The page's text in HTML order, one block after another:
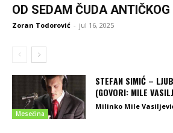
OD SEDAM ČUDA
Zoran Todorović - jul 16, 2025
Mesečina
STEFAN SIMIĆ –
(GOVORI: MILE
Milinko Mile